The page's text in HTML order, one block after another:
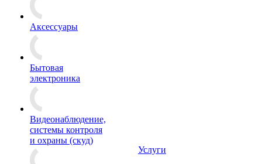
Аксессуары
Бытовая
электроника
Видеонаблюдение,
системы контроля
и охраны (скуд)
Услуги